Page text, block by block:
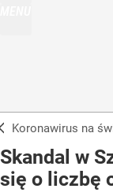
Koronawirus na
Skandal w
się o liczbę